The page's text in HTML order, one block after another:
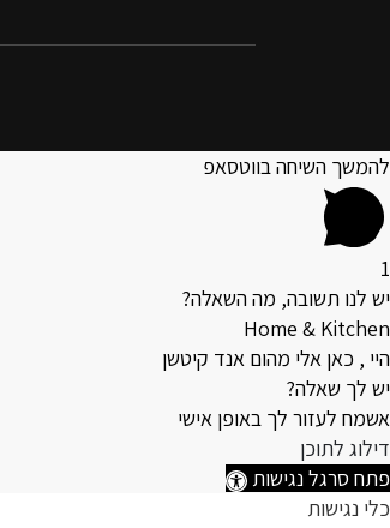
להמשך השיחה בווטסאפ
1
יש לנו תשובה, מה השאלה?
Home & Kitchen
היי , כאן אלי מהום אנד קיטשן
יש לך שאלה?
אשמח לעזור לך באופן אישי
דילוג לתוכן
פתח סרגל נגישות
כלי נגישות